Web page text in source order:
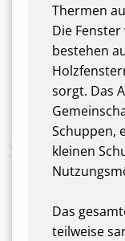
Thermen
Die
bestehen
sorgt. Das
Schuppen,
kleinen
Das
teilweise